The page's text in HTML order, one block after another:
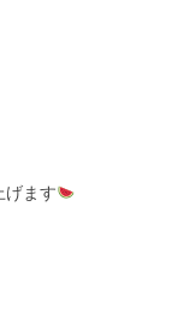
げます